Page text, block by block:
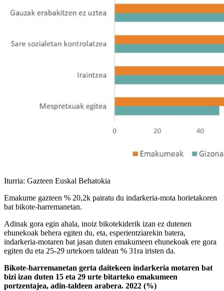
Iturria: Gazteen Euskal Behatokia
Emakume gazteen % 20,2k pairatu du indarkeria-mota horietakoren
bat bikote-harremanetan.
Adinak gora egin ahala, inoiz bikotekiderik izan ez dutenen
ehunekoak behera egiten du, eta, esperientziarekin batera,
indarkeria-motaren bat jasan duten emakumeen ehunekoak ere gora
egiten du eta 25-29 urtekoen taldean % 31ra iristen da.
Bikote-harremanetan gerta daitekeen indarkeria motaren bat
bizi izan duten 15 eta 29 urte bitarteko emakumeen
portzentajea, adin-taldeen arabera. 2022 (%)